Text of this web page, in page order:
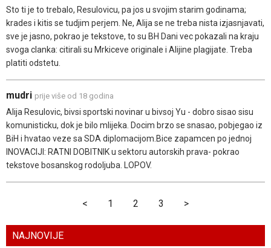
Sto ti je to trebalo, Resulovicu, pa jos u svojim starim godinama;
krades i kitis se tudjim perjem. Ne, Alija se ne treba nista izjasnjavati,
sve je jasno, pokrao je tekstove, to su BH Dani vec pokazali na kraju
svoga clanka: citirali su Mrkiceve originale i Alijine plagijate. Treba
platiti odstetu.
mudri prije više od 18 godina
Alija Resulovic, bivsi sportski novinar u bivsoj Yu - dobro sisao sisu
komunisticku, dok je bilo mlijeka. Docim brzo se snasao, pobjegao iz
BiH i hvatao veze sa SDA diplomacijom.Bice zapamcen po jednoj
INOVACIJI: RATNI DOBITNIK u sektoru autorskih prava- pokrao
tekstove bosanskog rodoljuba. LOPOV.
< 1 2 3 >
NAJNOVIJE